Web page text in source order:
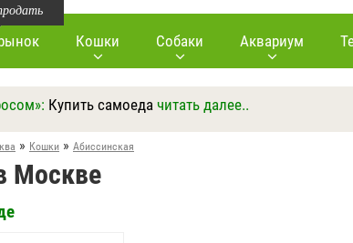
Кошки Собаки Аквариум
Купить самоеда читать далее..
Ответить
» Кошки » Абиссинская
Москве